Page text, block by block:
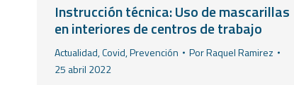
Instrucción técnica: Uso de mascarillas
en interiores de centros de trabajo
Actualidad,Covid,Prevención PorRaquel Ramirez
25 abril 2022